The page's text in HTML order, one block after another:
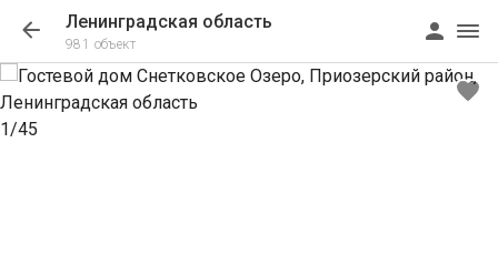
Ленинградская область
981 объект
1/45